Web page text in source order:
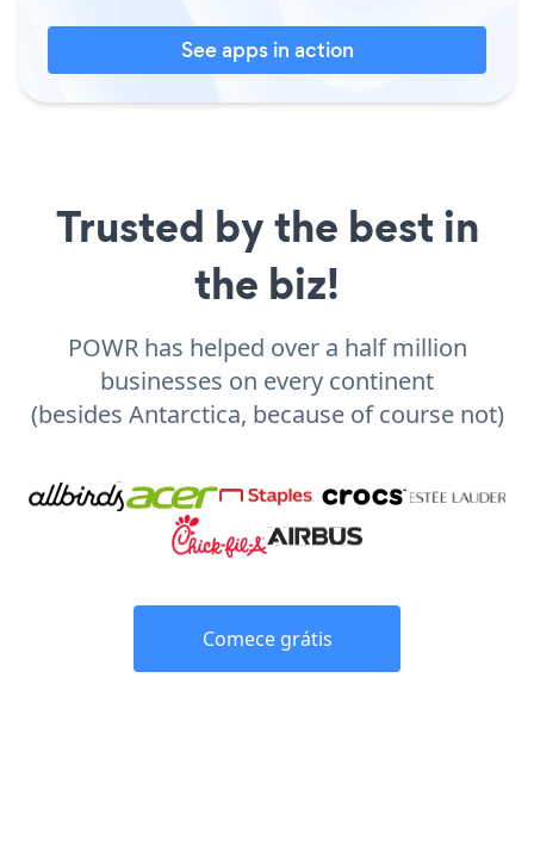
See apps in action
Trusted by the best in
the biz!
POWR has helped over a half million
businesses on every continent
(besides Antarctica, because of course not)
Comece grátis